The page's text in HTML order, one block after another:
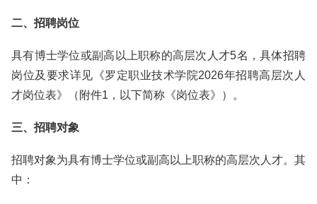
二、招聘岗位
具有博士学位或副高以上职称的高层次人才5名，具体招聘
岗位及要求详见《罗定职业技术学院2026年招聘高层次人
才岗位表》（附件1，以下简称《岗位表》）。
三、招聘对象
招聘对象为具有博士学位或副高以上职称的高层次人才。其
中：